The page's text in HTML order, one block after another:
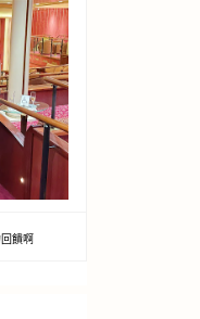
饋啊